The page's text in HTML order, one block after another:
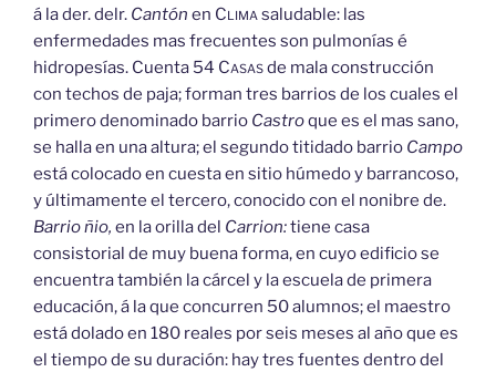
á la der. delr. Cantón en Climasaludable: las
enfermedades mas frecuentes son pulmonías é
hidropesías. Cuenta 54 Casasde mala construcción
con techos de paja; forman tres barrios de los cuales el
primero denominado barrio Castroque es el mas sano,
se halla en una altura; el segundo titidado barrio Campo
está colocado en cuesta en sitio húmedo y barrancoso,
y últimamente el tercero, conocido con el nonibre de.
Barrio ñio, en la orilla del Carrion:tiene casa
consistorial de muy buena forma, en cuyo edificio se
encuentra también la cárcel y la escuela de primera
educación, á la que concurren 50 alumnos; el maestro
está dolado en 180 reales por seis meses al año que es
el tiempo de su duración: hay tres fuentes dentro del